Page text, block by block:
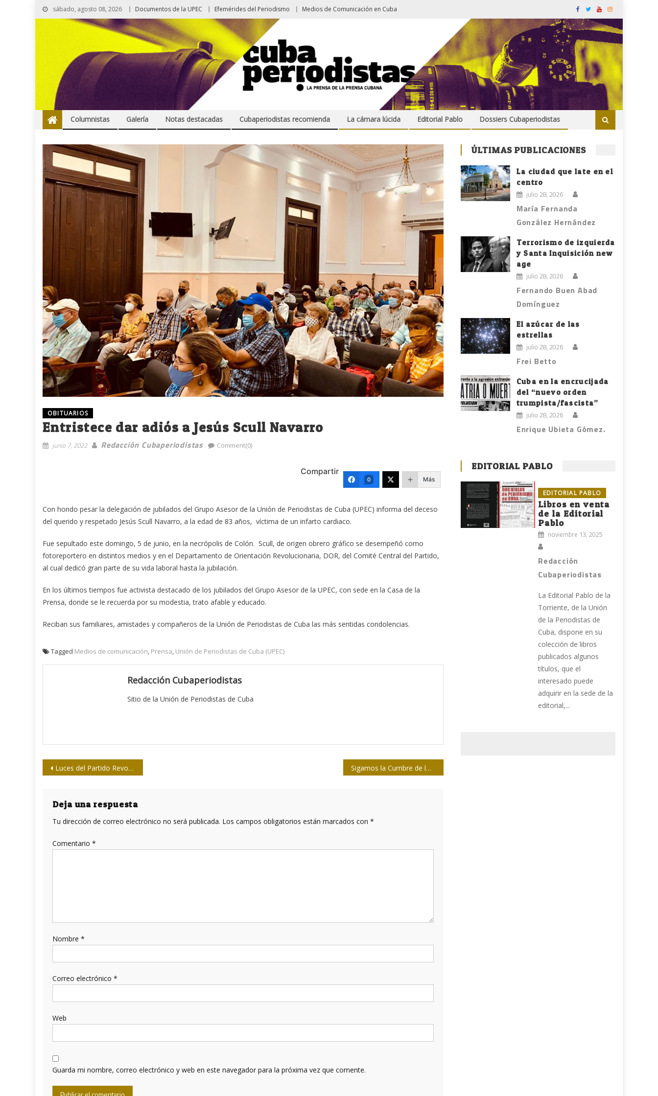
sábado, agosto 08, 2026 Documentos de la UPEC Efemérides del Periodismo Medios de Comunicación en Cuba
Columnistas Galería Notas destacadas Cubaperiodistas recomienda La cámara lúcida Editorial Pablo Dossiers Cubaperiodistas
OBITUARIOS
Entristece dar adiós a Jesús Scull Navarro
junio 7, 2022 Redacción Cubaperiodistas Comment(0)
Compartir
0 Más
Con hondo pesar la delegación de jubilados del Grupo Asesor de la Unión de Periodistas de Cuba (UPEC) informa del deceso
del querido y respetado Jesús Scull Navarro, a la edad de 83 años, víctima de un infarto cardiaco.
Fue sepultado este domingo, 5 de junio, en la necrópolis de Colón. Scull, de origen obrero gráfico se desempeñó como
fotoreportero en distintos medios y en el Departamento de Orientación Revolucionaria, DOR, del Comité Central del Partido,
al cual dedicó gran parte de su vida laboral hasta la jubilación.
En los últimos tiempos fue activista destacado de los jubilados del Grupo Asesor de la UPEC, con sede en la Casa de la
Prensa, donde se le recuerda por su modestia, trato afable y educado.
Reciban sus familiares, amistades y compañeros de la Unión de Periodistas de Cuba las más sentidas condolencias.
Tagged Medios de comunicación, Prensa, Unión de Periodistas de Cuba (UPEC)
Redacción Cubaperiodistas
Sitio de la Unión de Periodistas de Cuba
Navegación
entradas
Luces del Partido Revolucionario Cubano (II, final) Sigamos la Cumbre de los Pueblos 2022
Deja una respuesta
Tu dirección de correo electrónico no será publicada. Los campos obligatorios están marcados con *
Comentario *
Nombre *
Correo electrónico *
Web
Guarda mi nombre, correo electrónico y web en este navegador para la próxima vez que comente.
ÚLTIMAS PUBLICACIONES
La ciudad que late en el
centro
julio 28, 2026
María Fernanda
González Hernández
Terrorismo de izquierda
y Santa Inquisición new
age
julio 28, 2026
Fernando Buen Abad
Domínguez
El azúcar de las
estrellas
julio 28, 2026
Frei Betto
Cuba en la encrucijada
del “nuevo orden
trumpista/fascista”
julio 28, 2026
Enrique Ubieta Gómez.
EDITORIAL PABLO
EDITORIAL PABLO
Libros en venta
de la Editorial
Pablo
noviembre 13, 2025
Redacción
Cubaperiodistas
La Editorial Pablo de la
Torriente, de la Unión
de la Periodistas de
Cuba, dispone en su
colección de libros
publicados algunos
títulos, que el
interesado puede
adquirir en la sede de la
editorial,...